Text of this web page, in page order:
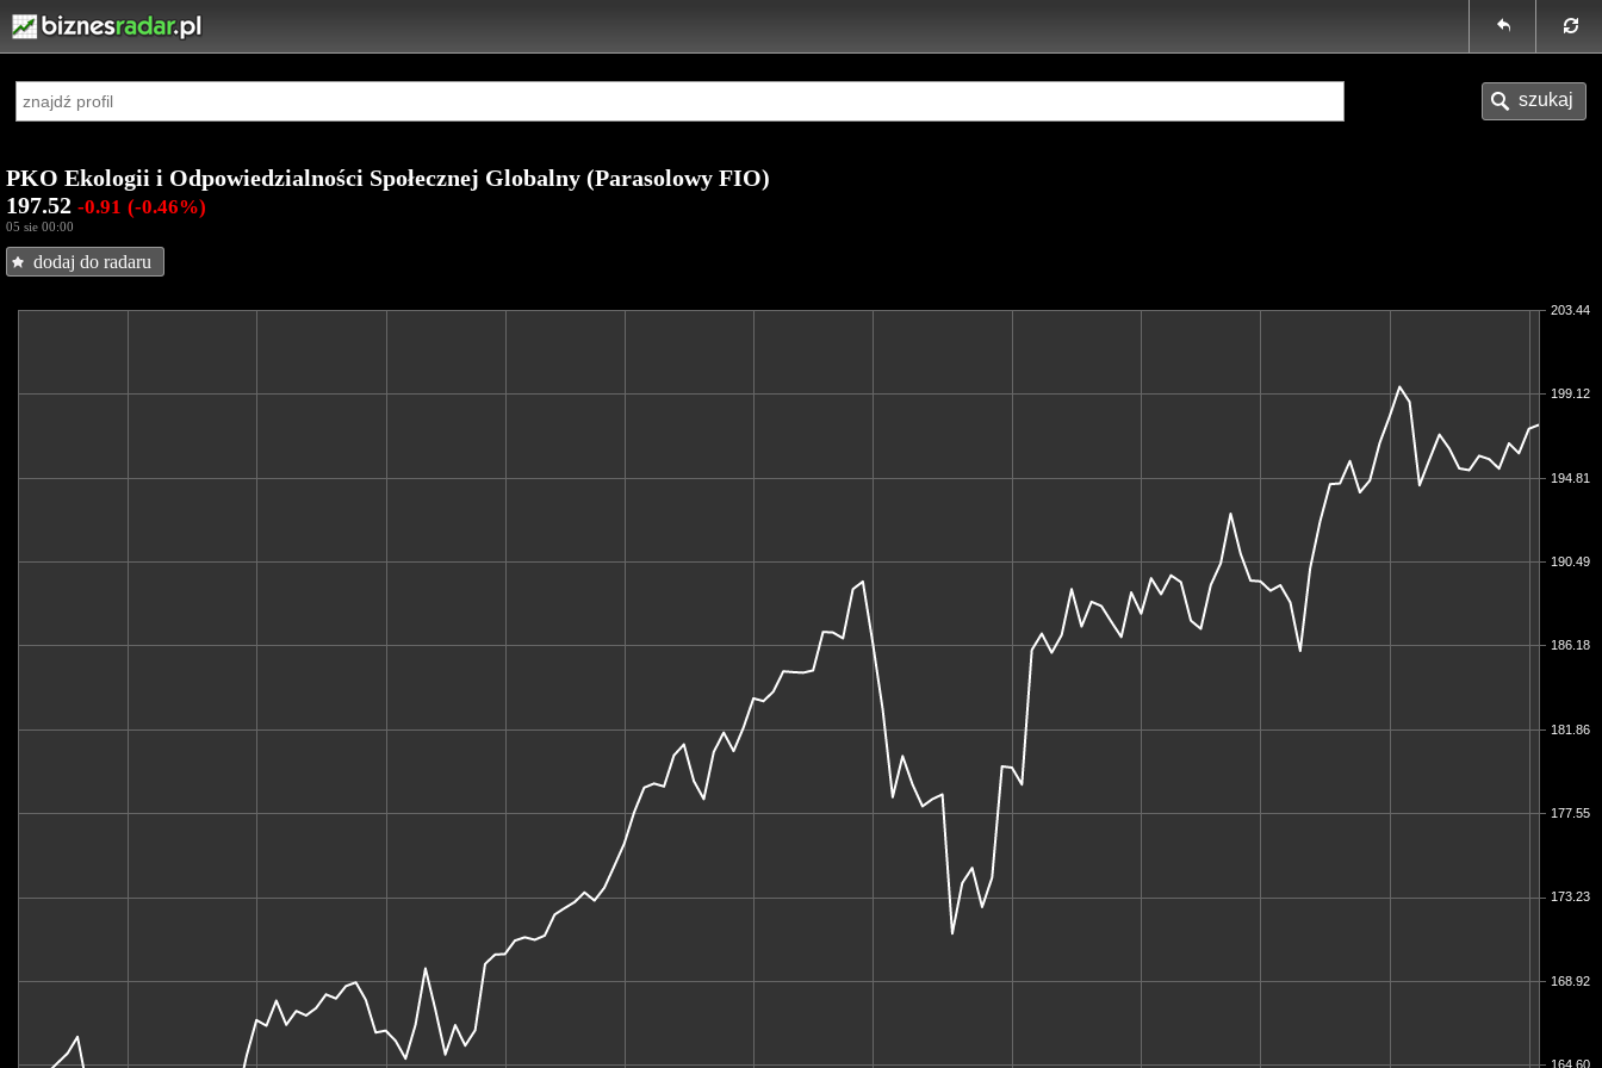
PKO Ekologii i Odpowiedzialności Społecznej Globalny (Parasolowy FIO)
197.52 -0.91 (-0.46%)
05 sie 00:00
dodaj do radaru
164.60
168.92
173.23
177.55
181.86
186.18
190.49
194.81
199.12
203.44